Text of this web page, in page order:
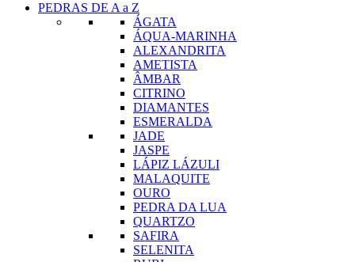
PEDRAS DE A a Z
ÁGATA
ÁQUA-MARINHA
ALEXANDRITA
AMETISTA
ÂMBAR
CITRINO
DIAMANTES
ESMERALDA
JADE
JASPE
LÁPIZ LÁZULI
MALAQUITE
OURO
PEDRA DA LUA
QUARTZO
SAFIRA
SELENITA